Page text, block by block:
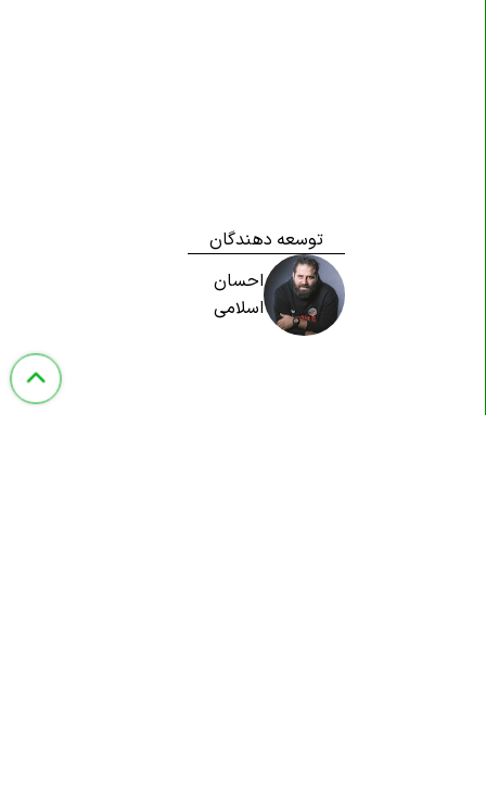
توسعه دهندگان
احسان
اسلامی